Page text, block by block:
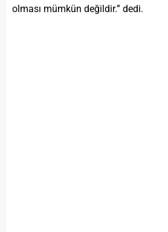
olması mümkün değildir.” dedi.